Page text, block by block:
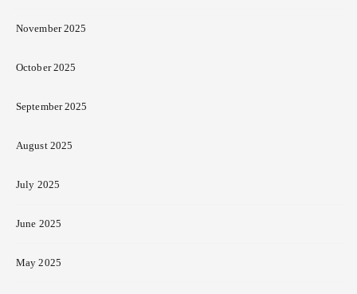
November 2025
October 2025
September 2025
August 2025
July 2025
June 2025
May 2025